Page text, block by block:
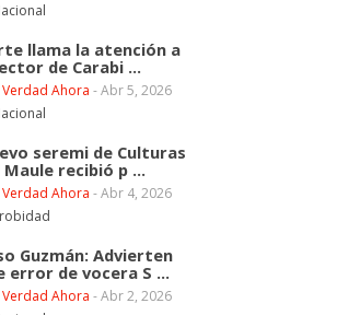
llama la atención a
de Carabi ...
Verdad Ahora -Abr 5, 2026
seremi de Culturas
Maule recibió p ...
Verdad Ahora -Abr 4, 2026
Guzmán: Advierten
error de vocera S ...
Verdad Ahora -Abr 2, 2026